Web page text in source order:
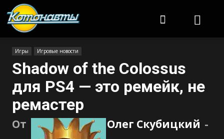
Игры Игровые новости
Shadow of the Colossus
для PS4 — это ремейк, не
ремастер
От Олег Скубицкий -